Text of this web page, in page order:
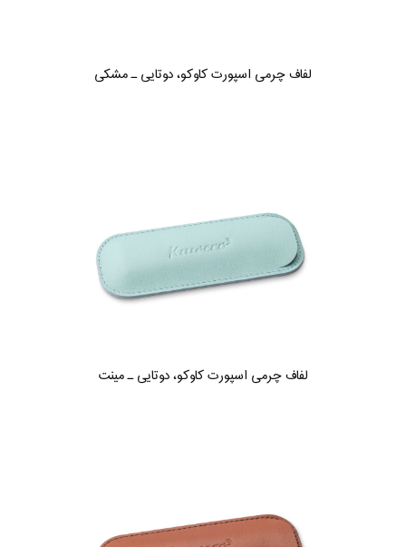
لفاف چرمی اسپورت کاوکو، دوتایی ـ مشکی
لفاف چرمی اسپورت کاوکو، دوتایی ـ مینت